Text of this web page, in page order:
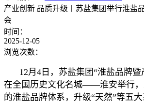
产业创新 品质升级丨苏盐集团举行淮盐
会
时间：
2025-12-05
浏览次数：
12月4日，苏盐集团“淮盐品牌
在全国历史文化名城——淮安举行，
的淮盐品牌体系，升级“天然”等五大